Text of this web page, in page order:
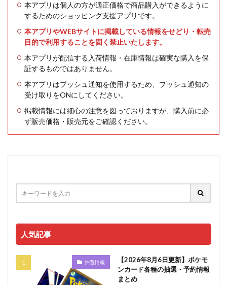
本アプリは個人の方が適正価格で商品購入ができるように
するためのショッピング支援アプリです。
本アプリやWEBサイトに掲載している情報をせどり・転売
目的で利用することを固く禁止いたします。
本アプリが配信する入荷情報・在庫情報は確実な購入を保
証するものではありません。
本アプリはプッシュ通知を使用するため、プッシュ通知の
受け取りをONにしてください。
掲載情報には細心の注意を図っておりますが、購入前に必
ず販売価格・販売元をご確認ください。
人気記事
抽選情報
【2026年8月6日更新】ポケモ
ンカード各種の抽選・予約情報
まとめ